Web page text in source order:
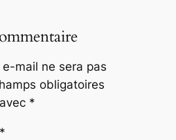
mail ne sera pas
obligatoires
*
*